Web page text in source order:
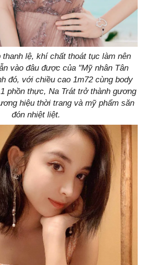
lệ, khí chất thoát tục làm nên
vào đâu được của "Mỹ nhân Tân
đó, với chiều cao 1m72 cùng body
phồn thực, Na Trát trở thành gương
hiệu thời trang và mỹ phẩm săn
đón nhiệt liệt.